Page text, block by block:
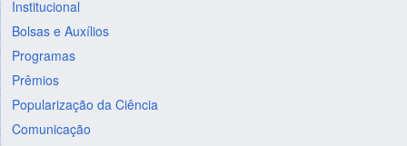
Institucional
Bolsas e Auxílios
Programas
Prêmios
Popularização da Ciência
Comunicação